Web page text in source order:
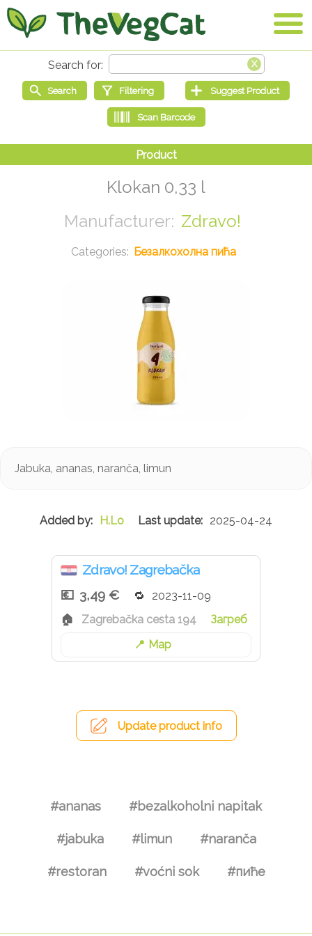
Klokan 0,33 l
Zdravo!
Безалкохолна пића
Jabuka, ananas, naranča, limun
H.Lo 2025-04-24
Zdravo! Zagrebačka
3,49 €
2023-11-09
Zagrebačka cesta 194
Загреб
Map
Update product info
#ananas #bezalkoholni napitak
#jabuka #limun #naranča
#restoran #voćni sok #пиће